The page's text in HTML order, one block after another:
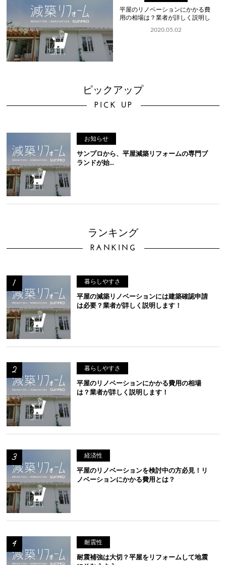
平屋のリノベーションにかかる費
用の相場は？業者が詳しく説明し
2020.05.02
ピックアップ
PICK UP
お知らせ
サンプロから、平屋減築リフォームの専門ブ
ランドが始...
ランキング
RANKING
暮らしやすさ
平屋の減築リノベーションには建築確認申請
は必要？業者が詳しく説明します！
暮らしやすさ
平屋のリノベーションにかかる費用の相場
は？業者が詳しく説明します！
経済性
平屋のリノベーションを検討中の方必見！リ
ノベーションにかかる費用とは？
耐震性
耐震補強は大切？平屋をリフォームして地震